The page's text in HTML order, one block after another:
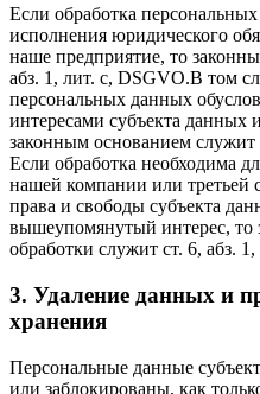
Если обработка
исполнения юридического
наше предприятие, то
абз. 1, лит. c, DSGVO.В том
персональных данных
интересами субъекта данных
законным основанием служит
Если обработка необходима
нашей компании или третьей
права и свободы субъекта
вышеупомянутый интерес, то
обработки служит ст. 6, абз.
3. Удаление данных и
хранения
Персональные данные
или заблокированы, как